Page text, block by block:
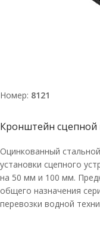
Номер: 8121
Кронштейн сцепной
Оцинкованный
установки сцепного
на 50 мм и 100 мм.
общего назначения
перевозки водной